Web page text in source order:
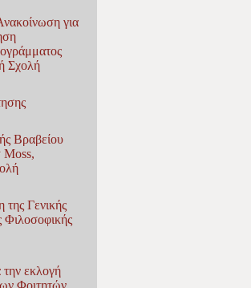
για
Σχολή
Βραβείου
Moss,
Γενικής
εκλογή
Φοιτητών